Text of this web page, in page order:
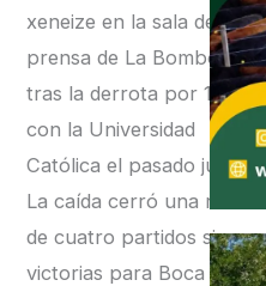
xeneize en la sala de
prensa de La Bombonera
tras la derrota por 1-0
con la Universidad
Católica el pasado jueves.
La caída cerró una racha
de cuatro partidos sin
victorias para Boca en el